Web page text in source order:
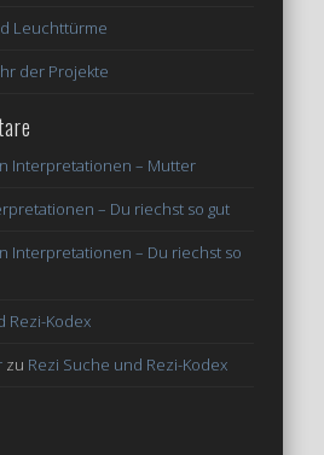
Leuchttürme
der Projekte
Interpretationen – Mutter
– Du riechst so gut
Interpretationen – Du riechst so
Rezi-Kodex
zu Rezi Suche und Rezi-Kodex